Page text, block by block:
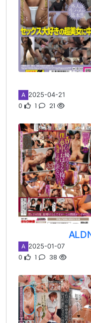
A 2025-04-21
0 1 21
A 2025-01-07
0 1 38